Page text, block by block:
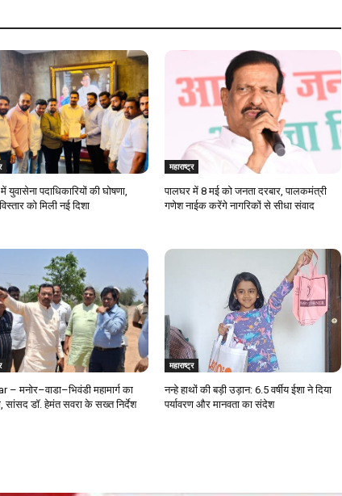
युवासेना पदाधिकारियों की घोषणा,
को मिली नई दिशा
महाराष्ट्र
पालघर में 8 मई को जनता दरबार, पालकमंत्री
गणेश नाईक करेंगे नागरिकों से सीधा संवाद
– मनोर–वाडा–भिवंडी महामार्ग का
सांसद डॉ. हेमंत सवरा के सख्त निर्देश
महाराष्ट्र
नन्हे हाथों की बड़ी उड़ान: 6.5 वर्षीय ईशा ने दिया
पर्यावरण और मानवता का संदेश